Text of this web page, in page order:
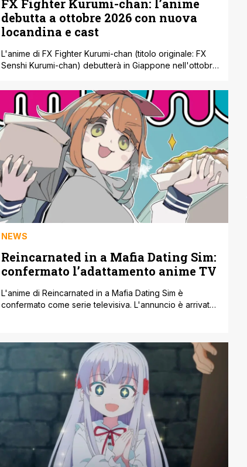
FX Fighter Kurumi-chan: l’anime
debutta a ottobre 2026 con nuova
locandina e cast
L'anime di FX Fighter Kurumi-chan (titolo originale: FX
Senshi Kurumi-chan) debutterà in Giappone nell'ottobre
locandina ufficiale e tre nuovi membri del cast vocale. I
doppiatori appena confermati sono Asami Seto nel
ruolo di Mochiko Kogane, Ayasa Itō in quello di Mebuki
Yamashi e Miho Okasaki in quello di Yasuko Takane. La
protagonista Kurumi Fukuga è doppiata da Aina Suzuki,
già confermata in precedenza. Aina Suzuki [']
NEWS
Reincarnated in a Mafia Dating Sim:
confermato l’adattamento anime TV
L'anime di Reincarnated in a Mafia Dating Sim è
confermato come serie televisiva. L'annuncio è arrivato
stati comunicati. La produzione di un adattamento
animato era già stata anticipata nel novembre 2025.
All'epoca non erano [']